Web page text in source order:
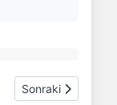
Sonraki makale:
Sonraki